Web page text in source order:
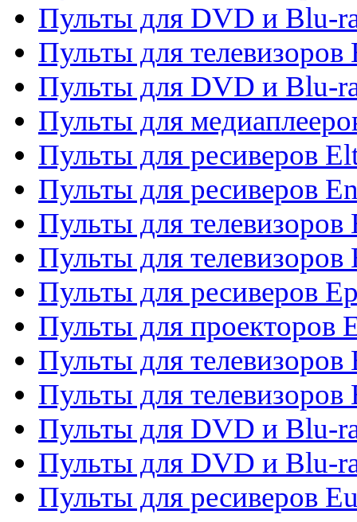
Пульты для DVD и Blu-
Пульты для телевизоров
Пульты для DVD и Blu-
Пульты для
Пульты для ресиверов
Пульты для ресиверов
Пульты для телевизоров
Пульты для телевизоров
Пульты для ресиверов
Пульты для проекторов
Пульты для телевизоров
Пульты для телевизоров
Пульты для DVD и Blu-
Пульты для DVD и Blu-
Пульты для ресиверов